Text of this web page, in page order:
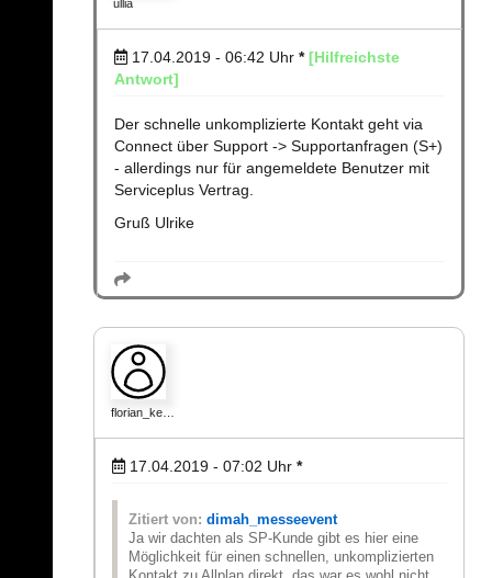
ullia
17.04.2019 - 06:42 Uhr * [Hilfreichste
Antwort]
Der schnelle unkomplizierte Kontakt geht via
Connect über Support -> Supportanfragen (S+)
- allerdings nur für angemeldete Benutzer mit
Serviceplus Vertrag.
Gruß Ulrike
florian_ke…
17.04.2019 - 07:02 Uhr *
Zitiert von: dimah_messeevent
Ja wir dachten als SP-Kunde gibt es hier eine
Möglichkeit für einen schnellen, unkomplizierten